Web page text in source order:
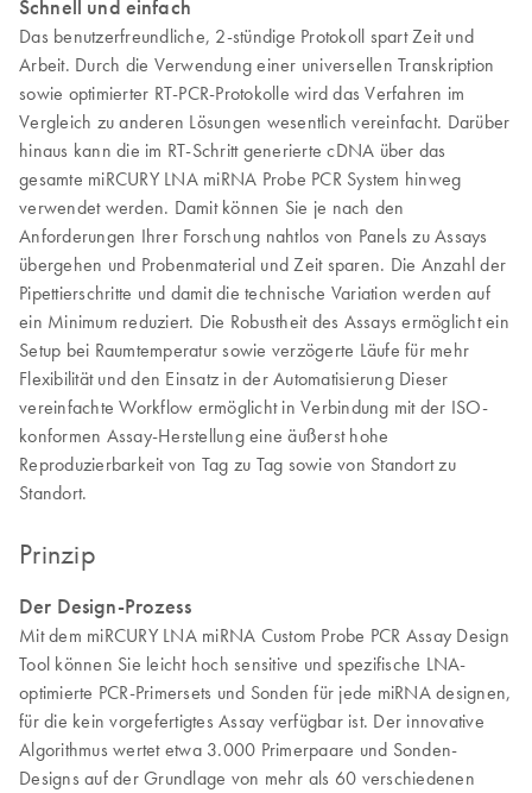
Schnell und einfach
Das benutzerfreundliche, 2-stündige Protokoll spart Zeit und
Arbeit. Durch die Verwendung einer universellen Transkription
sowie optimierter RT-PCR-Protokolle wird das Verfahren im
Vergleich zu anderen Lösungen wesentlich vereinfacht. Darüber
hinaus kann die im RT-Schritt generierte cDNA über das
gesamte miRCURY LNA miRNA Probe PCR System hinweg
verwendet werden. Damit können Sie je nach den
Anforderungen Ihrer Forschung nahtlos von Panels zu Assays
übergehen und Probenmaterial und Zeit sparen. Die Anzahl der
Pipettierschritte und damit die technische Variation werden auf
ein Minimum reduziert. Die Robustheit des Assays ermöglicht ein
Setup bei Raumtemperatur sowie verzögerte Läufe für mehr
Flexibilität und den Einsatz in der Automatisierung Dieser
vereinfachte Workflow ermöglicht in Verbindung mit der ISO-
konformen Assay-Herstellung eine äußerst hohe
Reproduzierbarkeit von Tag zu Tag sowie von Standort zu
Standort.
Prinzip
Der Design-Prozess
Mit dem miRCURY LNA miRNA Custom Probe PCR Assay Design
Tool können Sie leicht hoch sensitive und spezifische LNA-
optimierte PCR-Primersets und Sonden für jede miRNA designen,
für die kein vorgefertigtes Assay verfügbar ist. Der innovative
Algorithmus wertet etwa 3.000 Primerpaare und Sonden-
Designs auf der Grundlage von mehr als 60 verschiedenen